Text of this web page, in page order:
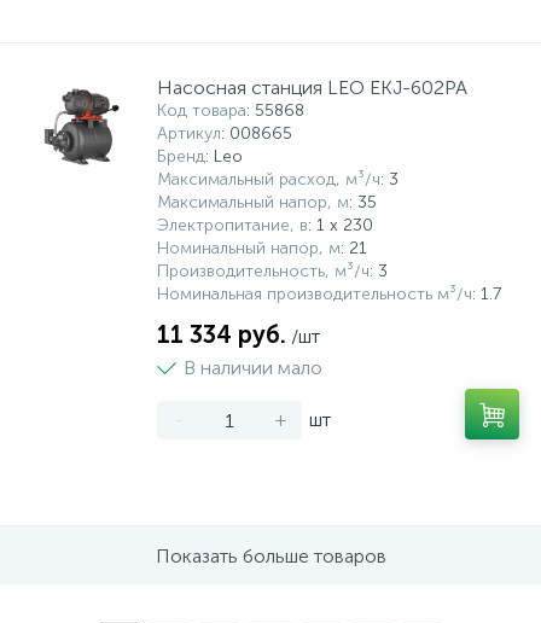
Насосная станция LEO EKJ-602PA
Код товара: 55868
Артикул: 008665
Бренд: Leo
Максимальный расход, м³/ч: 3
Максимальный напор, м: 35
Электропитание, в: 1 x 230
Номинальный напор, м: 21
Производительность, м³/ч: 3
Номинальная производительность м³/ч: 1.7
11 334 руб. /шт
В наличии мало
- + шт
Показать больше товаров